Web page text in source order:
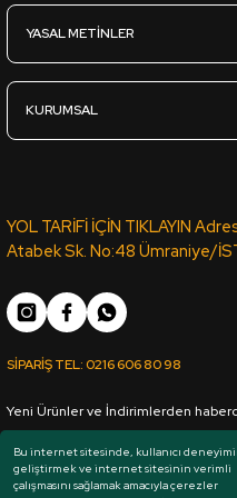
Bu internet sitesinde, kullanıcı
geliştirmek ve internet sitesinin verimli
çalışmasını sağlamak amacıyla çerezler
Sarı Çift Yüz Boyalı Mdf
YASAL METİNLER
KURUMSAL
YOL TARİFİ İÇİN TIKLAYIN
Atabek Sk. No:48 Ümraniye/
SİPARİŞ TEL:0216 606 80 98
Yeni Ürünler ve İndirimlerden
Her hakkı saklıdır. Copyright © 1983 -